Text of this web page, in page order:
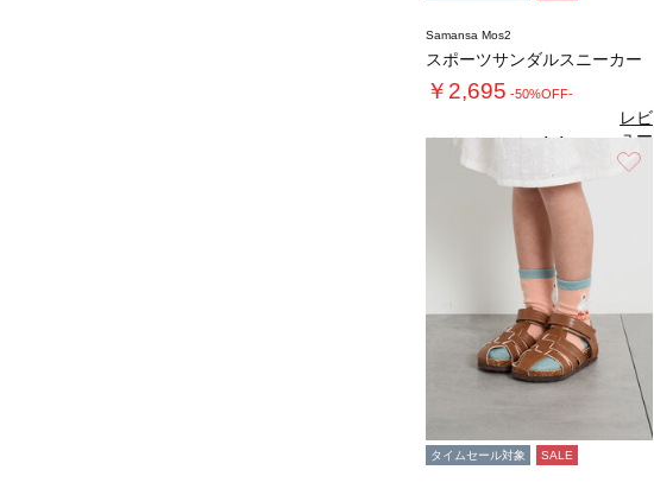
Samansa Mos2
スポーツサンダルスニーカー
￥2,695 -50%OFF-
4.4（5）
レビ
ュー
を見
る
タイムセール対象 SALE